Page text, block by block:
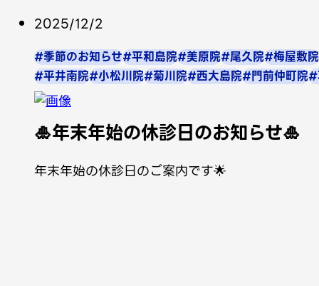
2025/12/2
#季節のお知らせ#平和島院#美原院#尾久院#梅屋敷院
#平井南院#小松川院#菊川院#西大島院#門前仲町院#
🎍年末年始の休診日のお知らせ🎍
年末年始の休診日のご案内です🌟